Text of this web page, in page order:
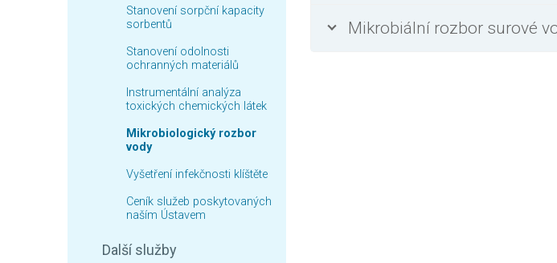
Stanovení sorpční kapacity
sorbentů
Stanovení odolnosti
ochranných materiálů
Instrumentální analýza
toxických chemických látek
Mikrobiologický rozbor
vody
Vyšetření infekčnosti klíštěte
Ceník služeb poskytovaných
naším Ústavem
Další služby
Mikrobiální rozbor surové